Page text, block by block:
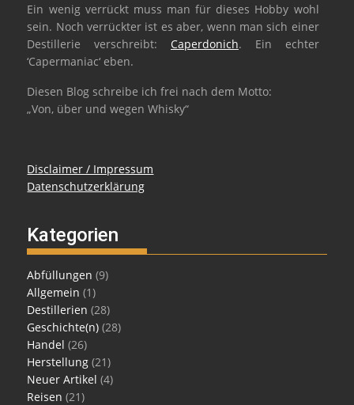
Ein wenig verrückt muss man für dieses Hobby wohl
sein. Noch verrückter ist es aber, wenn man sich einer
Destillerie verschreibt: Caperdonich. Ein echter
‘Capermaniac‘ eben.
Diesen Blog schreibe ich frei nach dem Motto:
„Von, über und wegen Whisky“
Disclaimer / Impressum
Datenschutzerklärung
Kategorien
Abfüllungen (9)
Allgemein (1)
Destillerien (28)
Geschichte(n) (28)
Handel (26)
Herstellung (21)
Neuer Artikel (4)
Reisen (21)